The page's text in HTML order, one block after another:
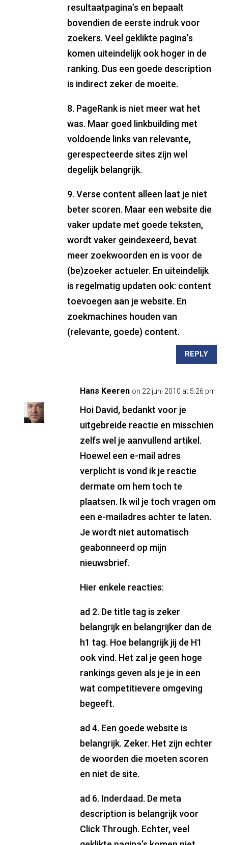
resultaatpagina’s en bepaalt
bovendien de eerste indruk voor
zoekers. Veel geklikte pagina’s
komen uiteindelijk ook hoger in de
ranking. Dus een goede description
is indirect zeker de moeite.
8. PageRank is niet meer wat het
was. Maar goed linkbuilding met
voldoende links van relevante,
gerespecteerde sites zijn wel
degelijk belangrijk.
9. Verse content alleen laat je niet
beter scoren. Maar een website die
vaker update met goede teksten,
wordt vaker geindexeerd, bevat
meer zoekwoorden en is voor de
(be)zoeker actueler. En uiteindelijk
is regelmatig updaten ook: content
toevoegen aan je website. En
zoekmachines houden van
(relevante, goede) content.
REPLY
Hans Keeren on 22 juni 2010 at 5:26 pm
Hoi David, bedankt voor je
uitgebreide reactie en misschien
zelfs wel je aanvullend artikel.
Hoewel een e-mail adres
verplicht is vond ik je reactie
dermate om hem toch te
plaatsen. Ik wil je toch vragen om
een e-mailadres achter te laten.
Je wordt niet automatisch
geabonneerd op mijn
nieuwsbrief.
Hier enkele reacties:
ad 2. De title tag is zeker
belangrijk en belangrijker dan de
h1 tag. Hoe belangrijk jij de H1
ook vind. Het zal je geen hoge
rankings geven als je je in een
wat competitievere omgeving
begeeft.
ad 4. Een goede website is
belangrijk. Zeker. Het zijn echter
de woorden die moeten scoren
en niet de site.
ad 6. Inderdaad. De meta
description is belangrijk voor
Click Through. Echter, veel